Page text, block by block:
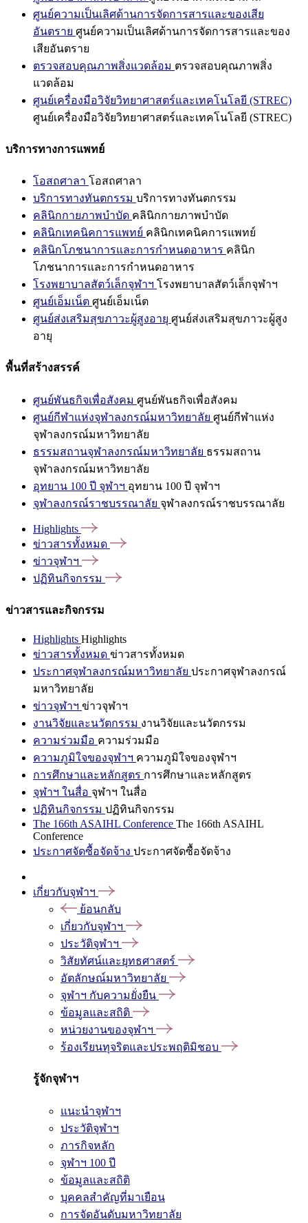
ศูนย์ความเป็นเลิศด้านการจัดการสารและของเสีย
อันตราย ศูนย์ความเป็นเลิศด้านการจัดการสารและของ
เสียอันตราย
ตรวจสอบคุณภาพสิ่งแวดล้อม ตรวจสอบคุณภาพสิ่ง
แวดล้อม
ศูนย์เครื่องมือวิจัยวิทยาศาสตร์และเทคโนโลยี (STREC)
ศูนย์เครื่องมือวิจัยวิทยาศาสตร์และเทคโนโลยี (STREC)
บริการทางการแพทย์
โอสถศาลา โอสถศาลา
บริการทางทันตกรรม บริการทางทันตกรรม
คลินิกกายภาพบำบัด คลินิกกายภาพบำบัด
คลินิกเทคนิคการแพทย์ คลินิกเทคนิคการแพทย์
คลินิกโภชนาการและการกำหนดอาหาร คลินิก
โภชนาการและการกำหนดอาหาร
โรงพยาบาลสัตว์เล็กจุฬาฯ โรงพยาบาลสัตว์เล็กจุฬาฯ
ศูนย์เอ็มเน็ต ศูนย์เอ็มเน็ต
ศูนย์ส่งเสริมสุขภาวะผู้สูงอายุ ศูนย์ส่งเสริมสุขภาวะผู้สูง
อายุ
พื้นที่สร้างสรรค์
ศูนย์พันธกิจเพื่อสังคม ศูนย์พันธกิจเพื่อสังคม
ศูนย์กีฬาแห่งจุฬาลงกรณ์มหาวิทยาลัย ศูนย์กีฬาแห่ง
จุฬาลงกรณ์มหาวิทยาลัย
ธรรมสถานจุฬาลงกรณ์มหาวิทยาลัย ธรรมสถาน
จุฬาลงกรณ์มหาวิทยาลัย
อุทยาน 100 ปี จุฬาฯ อุทยาน 100 ปี จุฬาฯ
จุฬาลงกรณ์ราชบรรณาลัย จุฬาลงกรณ์ราชบรรณาลัย
Highlights
ข่าวสารทั้งหมด
ข่าวจุฬาฯ
ปฏิทินกิจกรรม
ข่าวสารและกิจกรรม
Highlights Highlights
ข่าวสารทั้งหมด ข่าวสารทั้งหมด
ประกาศจุฬาลงกรณ์มหาวิทยาลัย ประกาศจุฬาลงกรณ์
มหาวิทยาลัย
ข่าวจุฬาฯ ข่าวจุฬาฯ
งานวิจัยและนวัตกรรม งานวิจัยและนวัตกรรม
ความร่วมมือ ความร่วมมือ
ความภูมิใจของจุฬาฯ ความภูมิใจของจุฬาฯ
การศึกษาและหลักสูตร การศึกษาและหลักสูตร
จุฬาฯ ในสื่อ จุฬาฯ ในสื่อ
ปฏิทินกิจกรรม ปฏิทินกิจกรรม
The 166th ASAIHL Conference The 166th ASAIHL
Conference
ประกาศจัดซื้อจัดจ้าง ประกาศจัดซื้อจัดจ้าง
เกี่ยวกับจุฬาฯ
ย้อนกลับ
เกี่ยวกับจุฬาฯ
ประวัติจุฬาฯ
วิสัยทัศน์และยุทธศาสตร์
อัตลักษณ์มหาวิทยาลัย
จุฬาฯ กับความยั่งยืน
ข้อมูลและสถิติ
หน่วยงานของจุฬาฯ
ร้องเรียนทุจริตและประพฤติมิชอบ
รู้จักจุฬาฯ
แนะนำจุฬาฯ
ประวัติจุฬาฯ
ภารกิจหลัก
จุฬาฯ 100 ปี
ข้อมูลและสถิติ
บุคคลสำคัญที่มาเยือน
การจัดอันดับมหาวิทยาลัย